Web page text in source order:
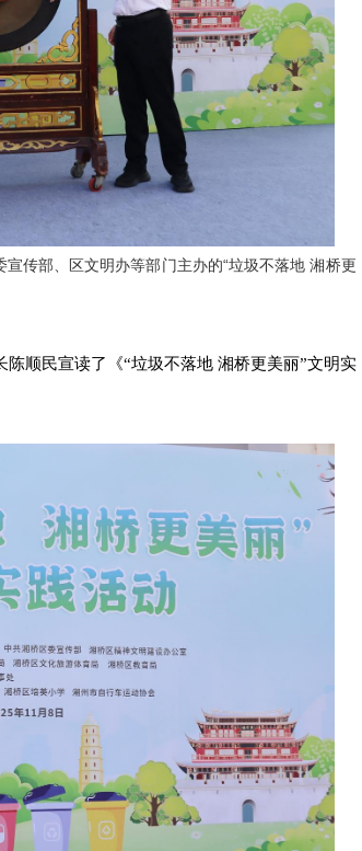
传部、区文明办等部门主办的“垃圾不落地 湘桥更
顺民宣读了《“垃圾不落地 湘桥更美丽”文明实